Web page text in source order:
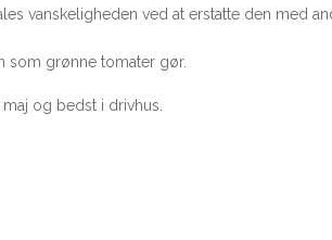
vanskeligheden ved at erstatte den med
som grønne tomater gør.
og bedst i drivhus.